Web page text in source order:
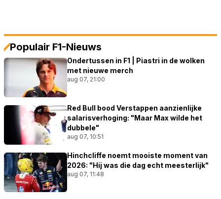
Populair F1-Nieuws
Ondertussen in F1 | Piastri in de wolken
met nieuwe merch
aug 07, 21:00
Red Bull bood Verstappen aanzienlijke
salarisverhoging: "Maar Max wilde het
dubbele"
aug 07, 10:51
Hinchcliffe noemt mooiste moment van
2026: "Hij was die dag echt meesterlijk"
aug 07, 11:48